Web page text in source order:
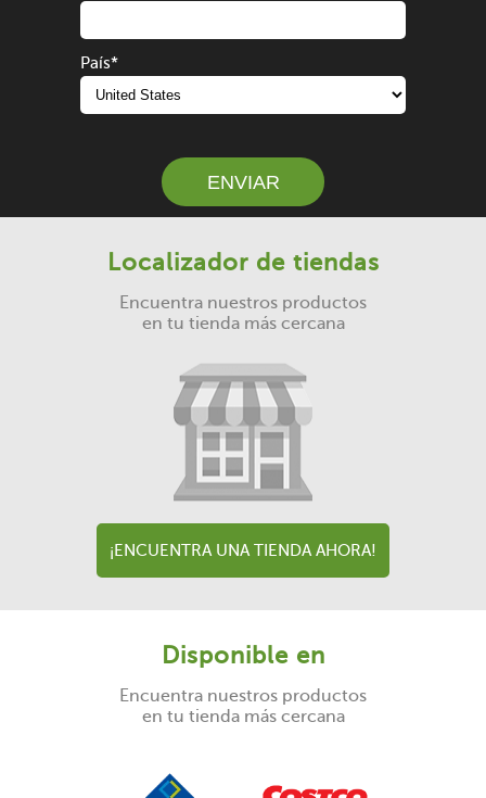
País*
ENVIAR
Localizador de tiendas
Encuentra nuestros productos
en tu tienda más cercana
¡ENCUENTRA UNA TIENDA AHORA!
Disponible en
Encuentra nuestros productos
en tu tienda más cercana